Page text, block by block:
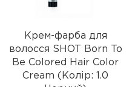
Крем-фарба для
волосся SHOT Born To
Be Colored Hair Color
Cream (Колір: 1.0